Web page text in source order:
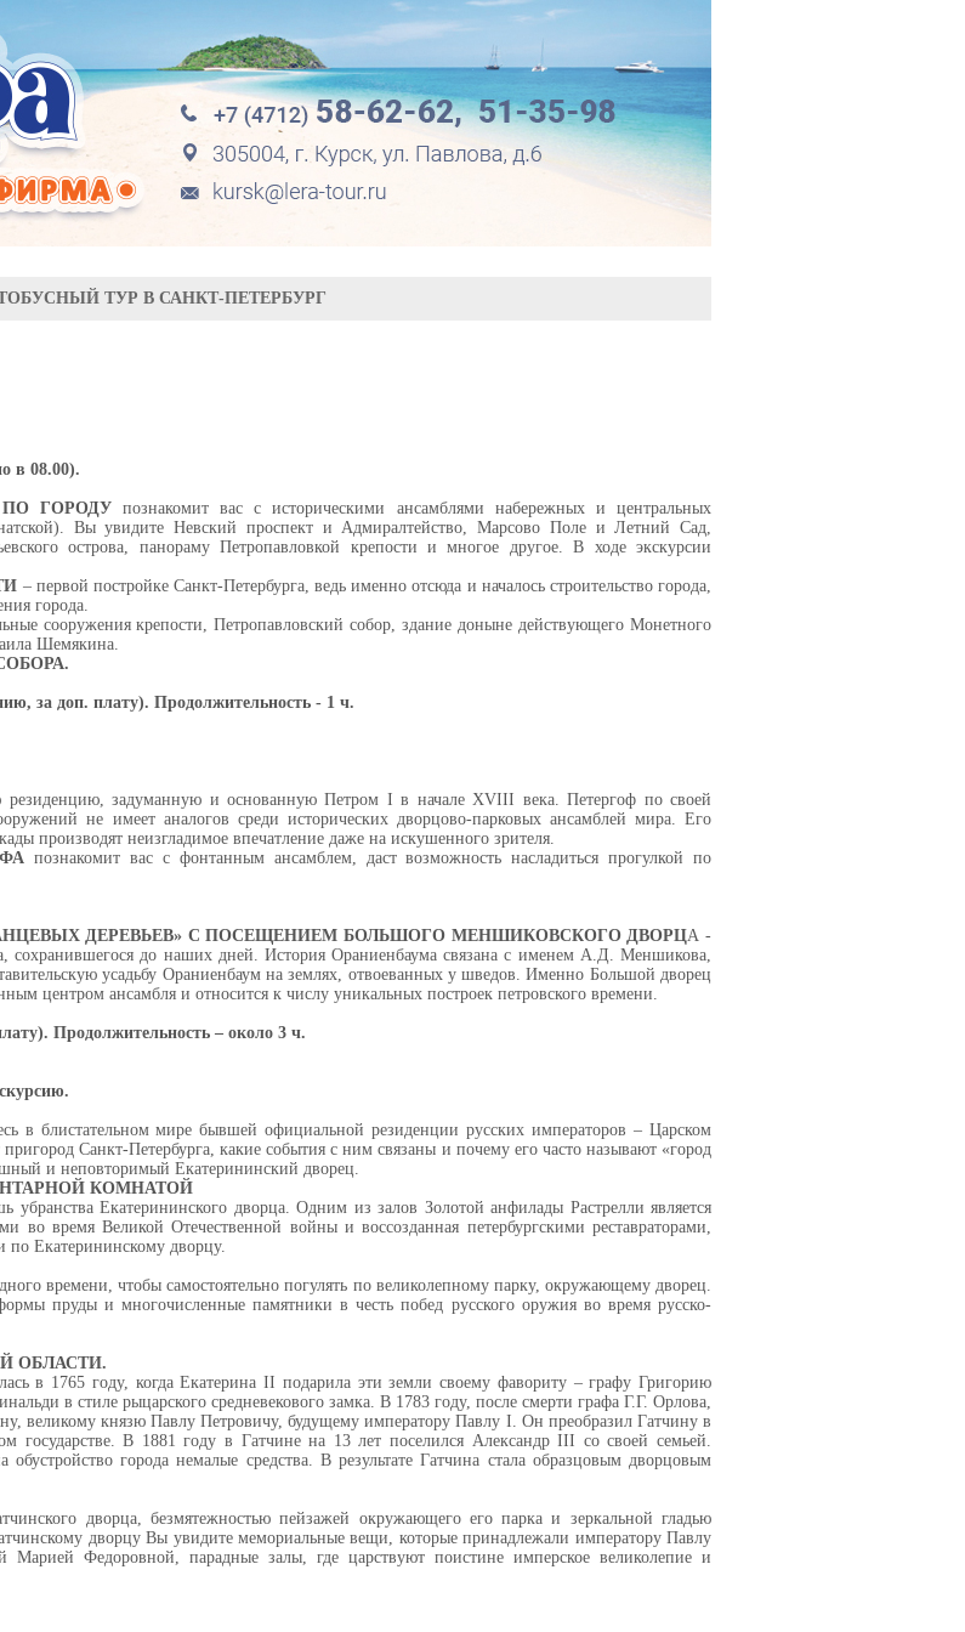
ТУР В САНКТ-ПЕТЕРБУРГ
в 08.00).
ПО ГОРОДУпознакомит вас с историческими ансамблями набережных и центральных
Вы увидите Невский проспект и Адмиралтейство, Марсово Поле и Летний Сад,
острова, панораму Петропавловкой крепости и многое другое. В ходе экскурсии
– первой постройке Санкт-Петербурга, ведь именно отсюда и началось строительство города,
города.
сооружения крепости, Петропавловский собор, здание доныне действующего Монетного
Шемякина.
за доп. плату). Продолжительность - 1 ч.
резиденцию, задуманную и основанную Петром I в начале XVIII века. Петергоф по своей
не имеет аналогов среди исторических дворцово-парковых ансамблей мира. Его
производят неизгладимое впечатление даже на искушенного зрителя.
познакомит вас с фонтанным ансамблем, даст возможность насладиться прогулкой по
ДЕРЕВЬЕВ» С ПОСЕЩЕНИЕМ БОЛЬШОГО МЕНШИКОВСКОГО ДВОРЦА -
сохранившегося до наших дней. История Ораниенбаума связана с именем А.Д. Меншикова,
усадьбу Ораниенбаум на землях, отвоеванных у шведов. Именно Большой дворец
центром ансамбля и относится к числу уникальных построек петровского времени.
Продолжительность – около 3 ч.
в блистательном мире бывшей официальной резиденции русских императоров – Царском
Санкт-Петербурга, какие события с ним связаны и почему его часто называют «город
и неповторимый Екатерининский дворец.
КОМНАТОЙ
убранства Екатерининского дворца. Одним из залов Золотой анфилады Растрелли является
во время Великой Отечественной войны и воссозданная петербургскими реставраторами,
по Екатерининскому дворцу.
времени, чтобы самостоятельно погулять по великолепному парку, окружающему дворец.
пруды и многочисленные памятники в честь побед русского оружия во время русско-
ОБЛАСТИ.
в 1765 году, когда Екатерина II подарила эти земли своему фавориту – графу Григорию
в стиле рыцарского средневекового замка. В 1783 году, после смерти графа Г.Г. Орлова,
великому князю Павлу Петровичу, будущему императору Павлу I. Он преобразил Гатчину в
государстве. В 1881 году в Гатчине на 13 лет поселился Александр III со своей семьей.
города немалые средства. В результате Гатчина стала образцовым дворцовым
дворца, безмятежностью пейзажей окружающего его парка и зеркальной гладью
дворцу Вы увидите мемориальные вещи, которые принадлежали императору Павлу
Федоровной, парадные залы, где царствуют поистине имперское великолепие и